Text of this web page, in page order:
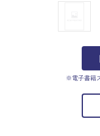
※電子書籍